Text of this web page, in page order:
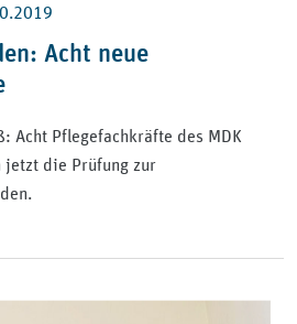
Acht neue
Acht Pflegefachkräfte des MDK
jetzt die Prüfung zur